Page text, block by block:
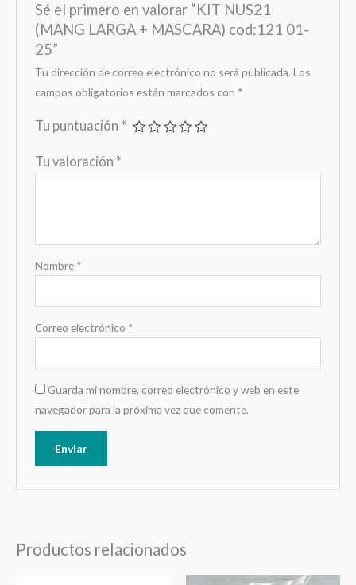
Sé el primero en valorar “KIT NUS21
(MANG LARGA + MASCARA) cod:121 01-
25”
Tu dirección de correo electrónico no será publicada. Los
campos obligatorios están marcados con *
Tu puntuación *
Tu valoración *
Nombre *
Correo electrónico *
Guarda mi nombre, correo electrónico y web en este
navegador para la próxima vez que comente.
Productos relacionados